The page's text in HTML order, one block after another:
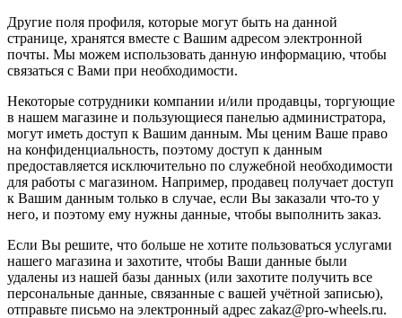
Другие поля профиля, которые могут быть на данной
странице, хранятся вместе с Вашим адресом электронной
почты. Мы можем использовать данную информацию, чтобы
связаться с Вами при необходимости.
Некоторые сотрудники компании и/или продавцы, торгующие
в нашем магазине и пользующиеся панелью администратора,
могут иметь доступ к Вашим данным. Мы ценим Ваше право
на конфиденциальность, поэтому доступ к данным
предоставляется исключительно по служебной необходимости
для работы с магазином. Например, продавец получает доступ
к Вашим данным только в случае, если Вы заказали что-то у
него, и поэтому ему нужны данные, чтобы выполнить заказ.
Если Вы решите, что больше не хотите пользоваться услугами
нашего магазина и захотите, чтобы Ваши данные были
удалены из нашей базы данных (или захотите получить все
персональные данные, связанные с вашей учётной записью),
отправьте письмо на электронный адрес zakaz@pro-wheels.ru.